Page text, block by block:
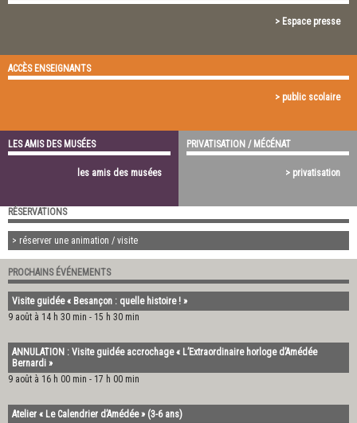
> Espace presse
ACCÈS ENSEIGNANTS
> public scolaire
LES AMIS DES MUSÉES
les amis des musées
PRIVATISATION / MÉCÉNAT
> privatisation
RÉSERVATIONS
> réserver une animation / visite
PROCHAINS ÉVÉNEMENTS
Visite guidée « Besançon : quelle histoire ! »
9 août à 14 h 30 min - 15 h 30 min
ANNULATION : Visite guidée accrochage « L’Extraordinaire horloge d’Amédée
Bernardi »
9 août à 16 h 00 min - 17 h 00 min
Atelier « Le Calendrier d’Amédée » (3-6 ans)